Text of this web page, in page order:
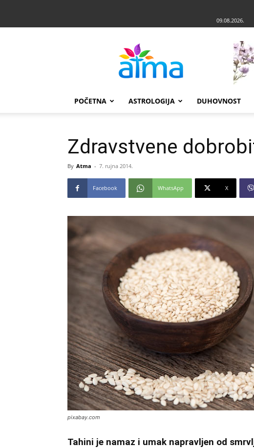
09.08.2026.
POČETNA ASTROLOGIJA DUHOVNOST
Zdravstvene
By Atma - 7. rujna 2014.
Facebook WhatsApp X
pixabay.com
Tahini je namaz i umak napravljen od